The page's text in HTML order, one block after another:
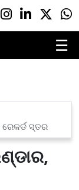
☰
ସ୍ତର